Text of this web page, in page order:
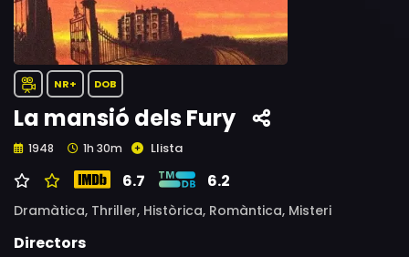
NR+ DOB
La mansió dels Fury
1948 1h 30m Llista
6.7 6.2
Dramàtica, Thriller, Històrica, Romàntica, Misteri
Directors